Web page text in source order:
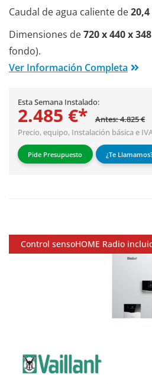
Caudal de agua caliente de
Dimensiones de720 x 440 x
fondo).
Ver Información Completa
Esta Semana Instalado:
2.485 €*
Antes: 4.825 €
Precio, equipo, Instalación básicae
Pide Presupuesto ¿Te
Control sensoHOME Radio